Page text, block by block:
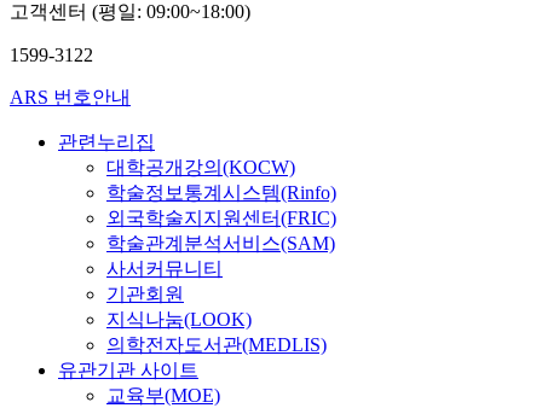
고객센터 (평일: 09:00~18:00)
1599-3122
ARS 번호안내
관련누리집
대학공개강의(KOCW)
학술정보통계시스템(Rinfo)
외국학술지지원센터(FRIC)
학술관계분석서비스(SAM)
사서커뮤니티
기관회원
지식나눔(LOOK)
의학전자도서관(MEDLIS)
유관기관 사이트
교육부(MOE)